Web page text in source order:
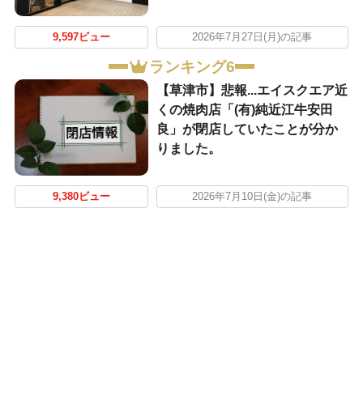
9,597ビュー 2026年7月27日(月)の記事
ランキング6
【草津市】悲報...エイスクエア近
くの焼肉店「(有)純近江牛安田
良」が閉店していたことが分か
りました。
9,380ビュー 2026年7月10日(金)の記事